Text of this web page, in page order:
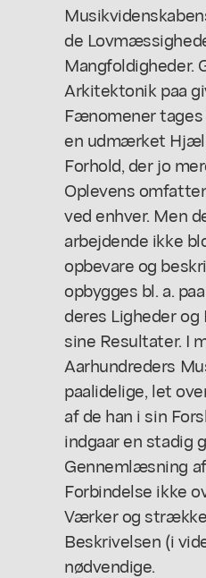
de
Mangfoldigheder.
Arkitektonik paa
Fænomener
en udmærket
Forhold, der jo
Oplevens
ved enhver. Men
arbejdende ikke
opbevare og
opbygges bl. a.
deres Ligheder og
sine Resultater. I
Aarhundreders
paalidelige, let
af de han i sin
indgaar en stadig
Gennemlæsning
Forbindelse ikke
Værker og strække
Beskrivelsen (i
nødvendige.